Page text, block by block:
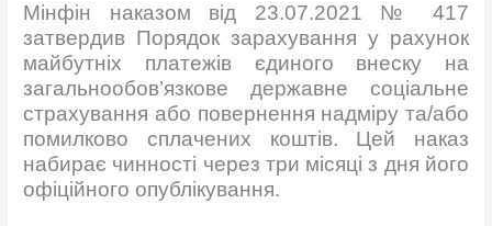
Мінфін наказом від 23.07.2021 № 417
затвердив Порядок зарахування у рахунок
майбутніх платежів єдиного внеску на
загальнообов’язкове державне соціальне
страхування або повернення надміру та/або
помилково сплачених коштів. Цей наказ
набирає чинності через три місяці з дня його
офіційного опублікування.